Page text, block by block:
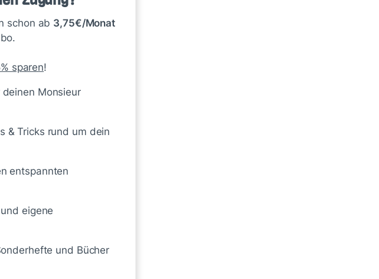
schon ab 3,75€/Monat
sparen!
Monsieur
& Tricks rund um dein
entspannten
eigene
und Bücher